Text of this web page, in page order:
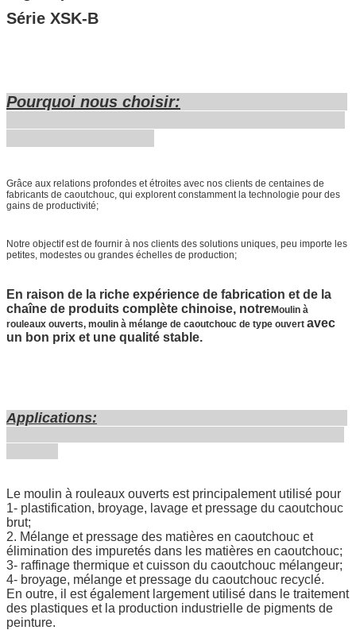
Série XSK-B
Pourquoi nous choisir:
Grâce aux relations profondes et étroites avec nos clients de centaines de
fabricants de caoutchouc, qui explorent constamment la technologie pour des
gains de productivité;
Notre objectif est de fournir à nos clients des solutions uniques, peu importe les
petites, modestes ou grandes échelles de production;
En raison de la riche expérience de fabrication et de la
chaîne de produits complète chinoise, notreMoulin à
rouleaux ouverts, moulin à mélange de caoutchouc de type ouvert avec
un bon prix et une qualité stable.
Applications:
Le moulin à rouleaux ouverts est principalement utilisé pour
1- plastification, broyage, lavage et pressage du caoutchouc
brut;
2. Mélange et pressage des matières en caoutchouc et
élimination des impuretés dans les matières en caoutchouc;
3- raffinage thermique et cuisson du caoutchouc mélangeur;
4- broyage, mélange et pressage du caoutchouc recyclé.
En outre, il est également largement utilisé dans le traitement
des plastiques et la production industrielle de pigments de
peinture.